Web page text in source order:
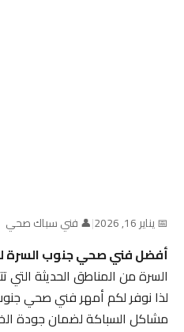
📅 يناير 16, 2026 |👤 فني سباك صحي
أفضل فني صحي جنوب السرة
السرة من المناطق الحديثة التي
لذا نوفر لكم أمهر فني صحي جنوب
مشاكل السباكة لضمان جودة